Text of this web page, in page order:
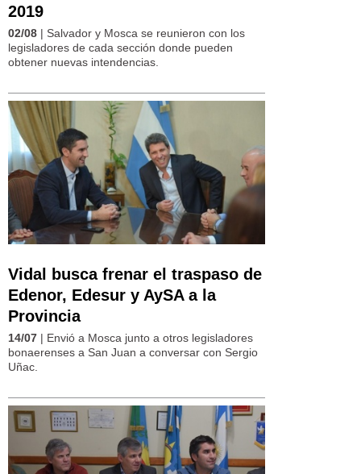
2019
02/08 | Salvador y Mosca se reunieron con los
legisladores de cada sección donde pueden
obtener nuevas intendencias.
Vidal busca frenar el traspaso de
Edenor, Edesur y AySA a la
Provincia
14/07 | Envió a Mosca junto a otros legisladores
bonaerenses a San Juan a conversar con Sergio
Uñac.